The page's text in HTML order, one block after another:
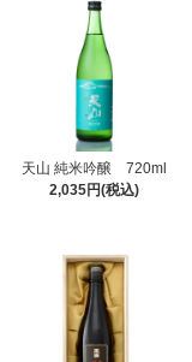
天山 純米吟醸 720ml
2,035円(税込)